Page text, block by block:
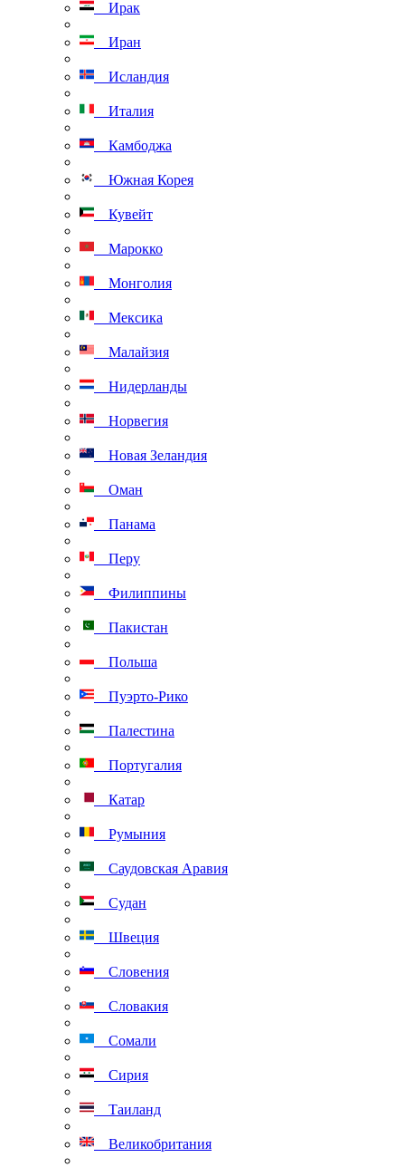
Ирак
Иран
Исландия
Италия
Камбоджа
Южная Корея
Кувейт
Марокко
Монголия
Мексика
Малайзия
Нидерланды
Норвегия
Новая Зеландия
Оман
Панама
Перу
Филиппины
Пакистан
Польша
Пуэрто-Рико
Палестина
Португалия
Катар
Румыния
Саудовская Аравия
Судан
Швеция
Словения
Словакия
Сомали
Сирия
Таиланд
Великобритания